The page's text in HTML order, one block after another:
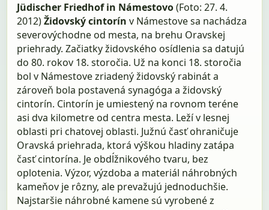
Jüdischer Friedhof in Námestovo(Foto: 27. 4.
2012)Židovský cintorín v Námestove sa nachádza
severovýchodne od mesta, na brehu Oravskej
priehrady. Začiatky židovského osídlenia sa datujú
do 80. rokov 18. storočia. Už na konci 18. storočia
bol v Námestove zriadený židovský rabinát a
zároveň bola postavená synagóga a židovský
cintorín. Cintorín je umiestený na rovnom teréne
asi dva kilometre od centra mesta. Leží v lesnej
oblasti pri chatovej oblasti. Južnú časť ohraničuje
Oravská priehrada, ktorá výškou hladiny zatápa
časť cintorína. Je obdĺžnikového tvaru, bez
oplotenia. Výzor, výzdoba a materiál náhrobných
kameňov je rôzny, ale prevažujú jednoduchšie.
Najstaršie náhrobné kamene sú vyrobené z